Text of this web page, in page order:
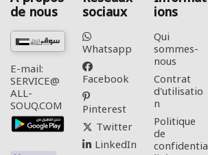
de nous
E-mail:
SERVICE@
ALL-
SOUQ.COM
sociaux
Whatsapp
Facebook
Pinterest
Twitter
LinkedIn
ions
Qui
sommes-
nous
Contrat
d'utilisatio
n
Politique
de
confidentia